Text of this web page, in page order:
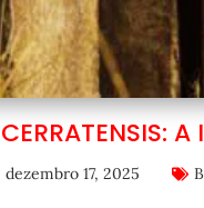
dezembro 17, 2025